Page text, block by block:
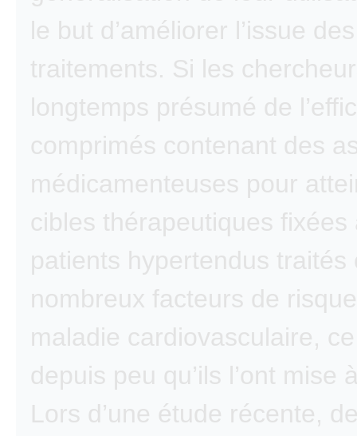
le but d’améliorer l’issue des
traitements. Si les
longtemps présumé de
comprimés contenant des
médicamenteuses pour
cibles thérapeutiques fixées
patients hypertendus traités
nombreux facteurs de
maladie cardiovasculaire, ce
depuis peu qu’ils l’ont mise
Lors d’une étude récente,